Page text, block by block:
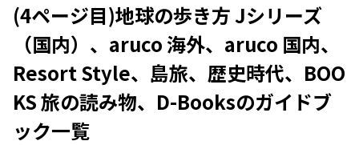
(4ページ目)地球の歩き方 Jシリーズ
（国内）、aruco 海外、aruco 国内、
Resort Style、島旅、歴史時代、BOO
KS 旅の読み物、D-Booksのガイドブ
ック一覧